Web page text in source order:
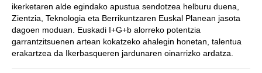
ikerketaren alde egindako apustua sendotzea helburu duena,
Zientzia, Teknologia eta Berrikuntzaren Euskal Planean jasota
dagoen moduan. Euskadi I+G+b alorreko potentzia
garrantzitsuenen artean kokatzeko ahalegin honetan, talentua
erakartzea da Ikerbasqueren jardunaren oinarrizko ardatza.